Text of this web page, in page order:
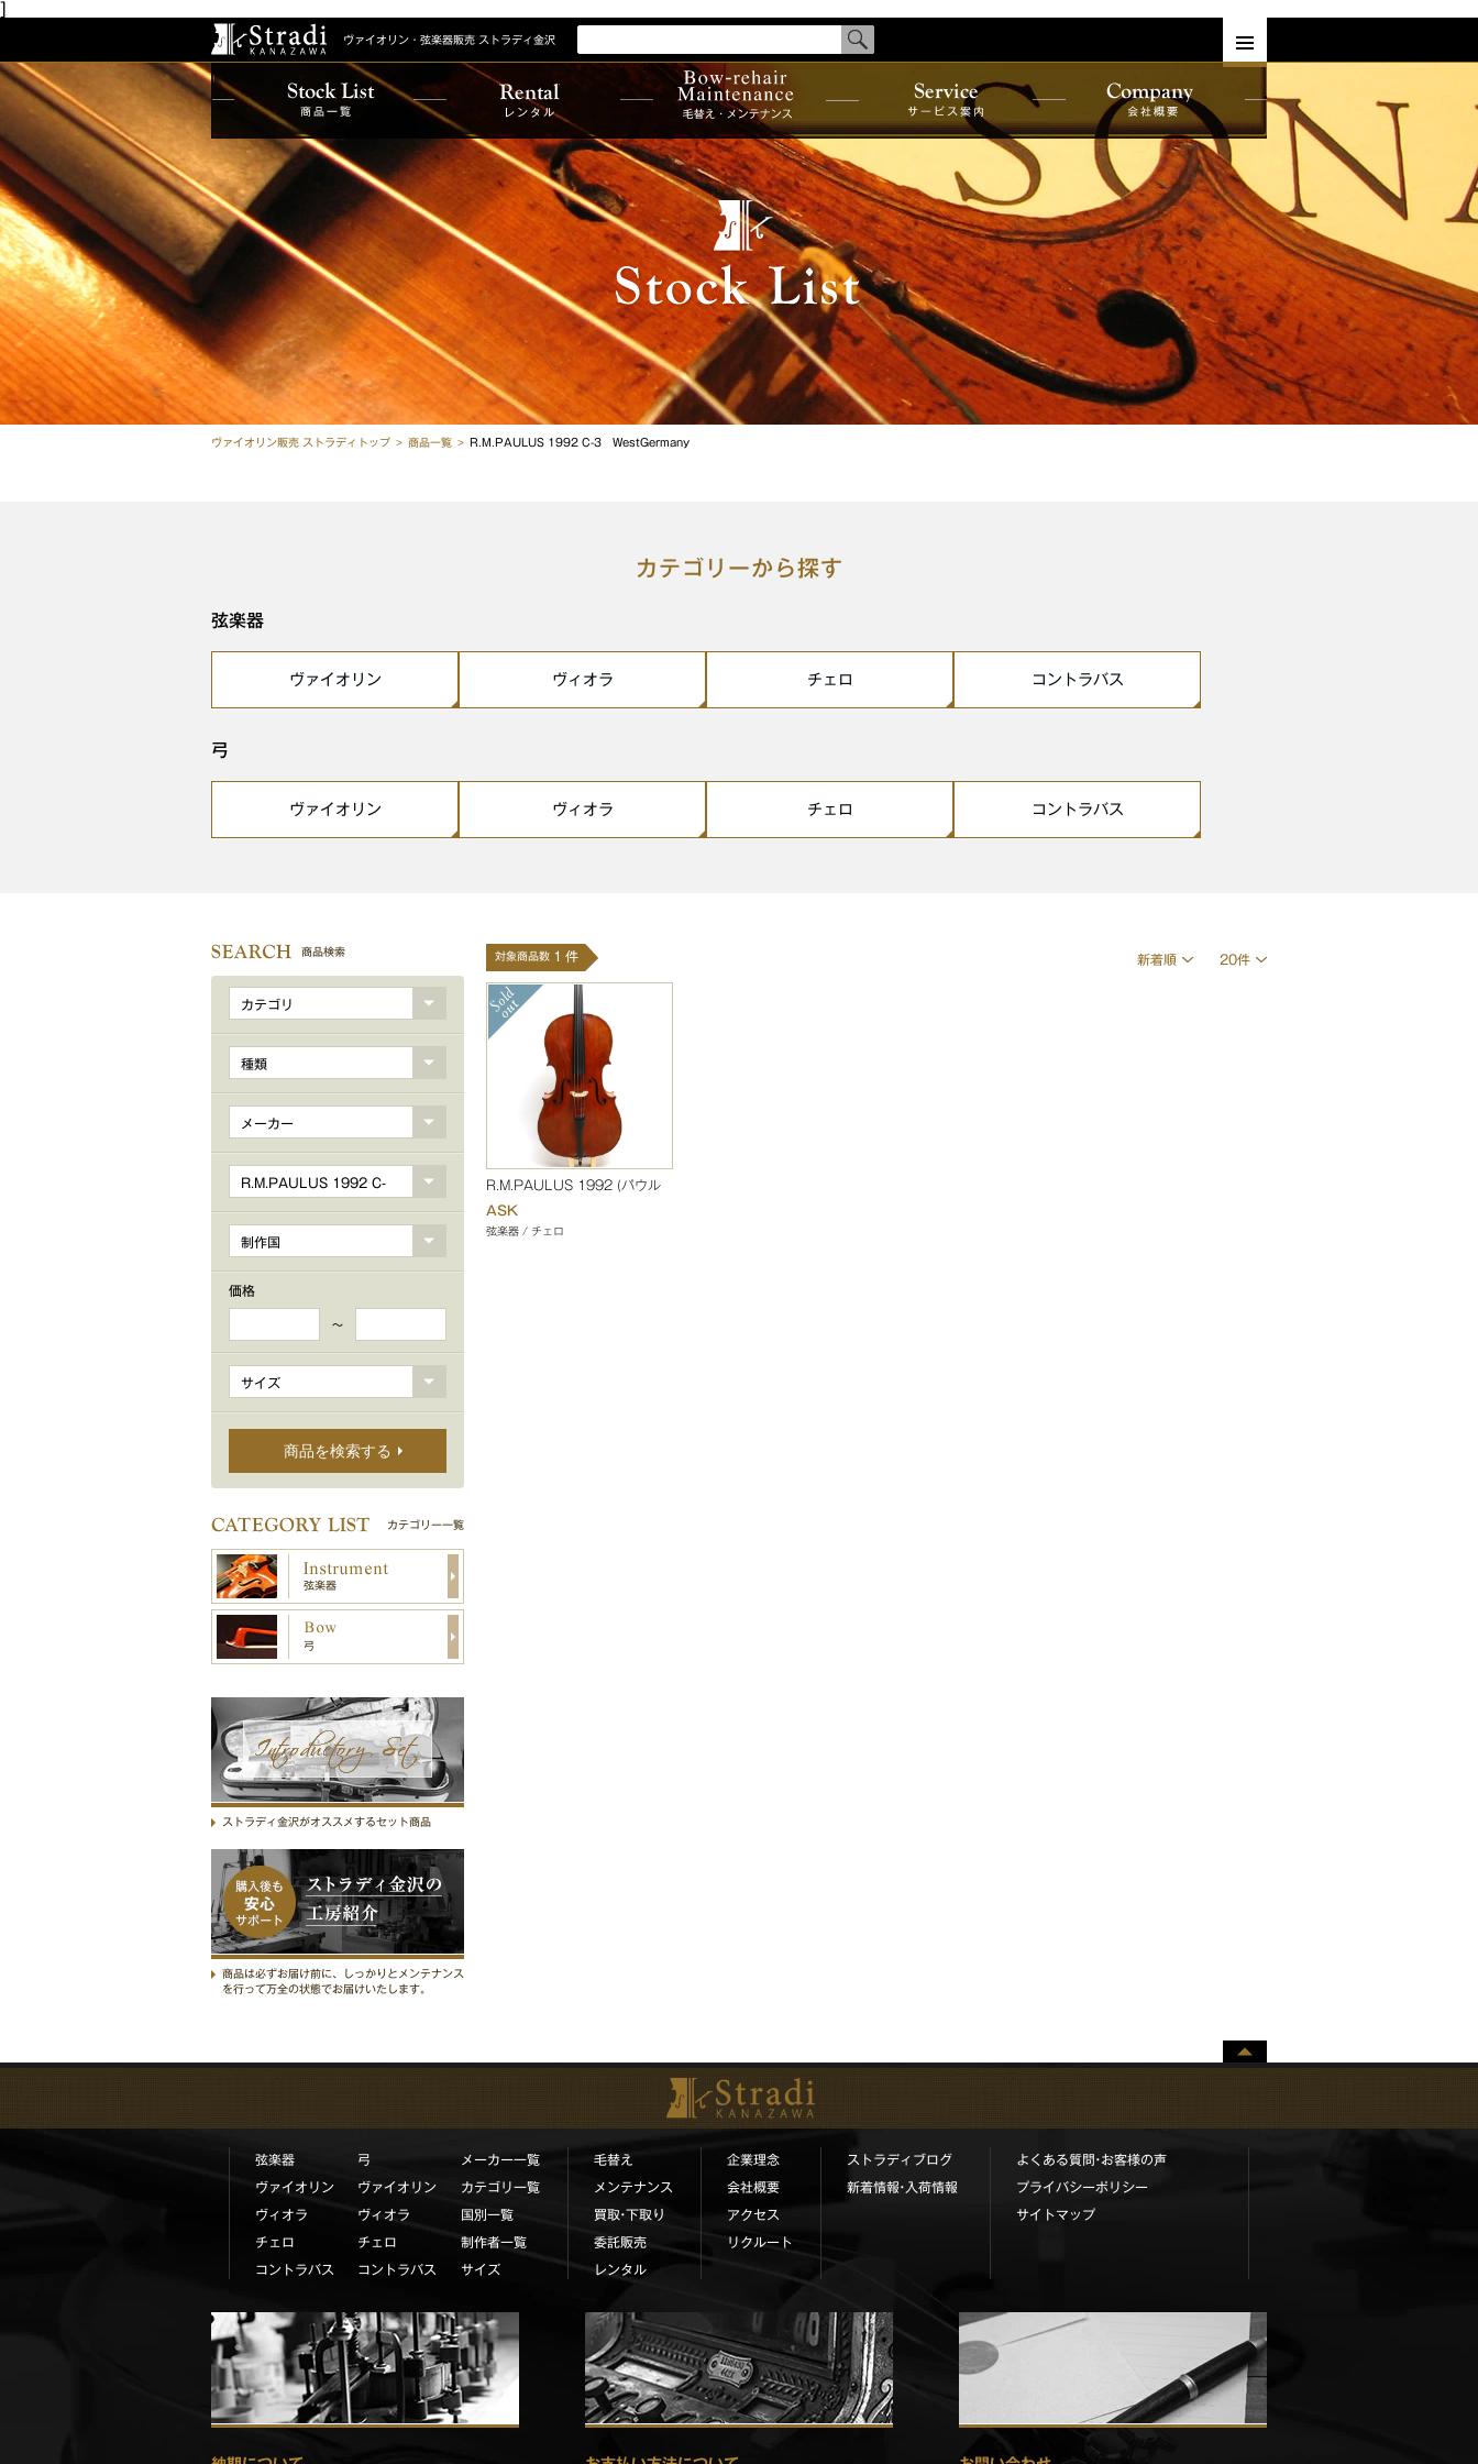
]
ヴァイオリン・弦楽器販売 ストラディ金沢
検
す
商品を探す
商品一覧
カテゴリ一覧
国別一覧
制作者一覧
ヘルプ
よくある質問•お客様の声
プライバシーポリシー
サービス
買取・下取り
委託販売
レンタル
商品一覧
レンタ
ル
メンテナンス
サービス
案内
会社概要
ヴァイオリン販売 ストラディトップ 商品一覧 R.M.PAULUS 1992 C-3 WestGermany
カテゴリーから探す
弦楽器
ヴァイオリン ヴィオラ チェロ コントラバス
弓
ヴァイオリン ヴィオラ チェロ コントラバス
対象商品数 1 件 新着順 20件
R.M.PAULUS 1992 (パウル
ス)
ASK
弦楽器 / チェロ
商品検索
カテゴリ
種類
メーカー
R.M.PAULUS 1992 C-
3 WestGermany
制作国
価格
～
サイズ
商品を検索する
カテゴリー一覧
弦楽器
弓
Introductory Set
ストラディ金沢がオススメするセット商品
ストラディ金沢の工房紹介
商品は必ずお届け前に、しっかりとメンテナンス
を行って万全の状態でお届けいたします。
ペー
弦楽器
ヴァイオリン
ヴィオラ
チェロ
コントラバス
弓
ヴァイオリン
ヴィオラ
チェロ
コントラバス
メーカー一覧
カテゴリ一覧
国別一覧
制作者一覧
サイズ
毛替え
メンテナンス
買取•下取り
委託販売
レンタル
企業理念
会社概要
アクセス
リクルート
ストラディブログ
新着情報•入荷情報
よくある質問•お客様の声
プライバシーポリシー
サイトマップ